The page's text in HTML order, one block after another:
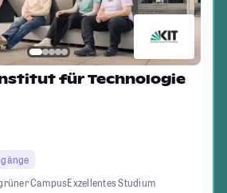
für Technologie
CampusExzellentes Studium